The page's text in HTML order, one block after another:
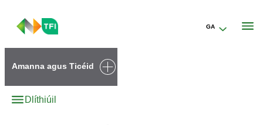
Go to the transportforireland.ie homepage (opens in a new tab)
GA
Amanna agus Ticéid
Dlíthiúil